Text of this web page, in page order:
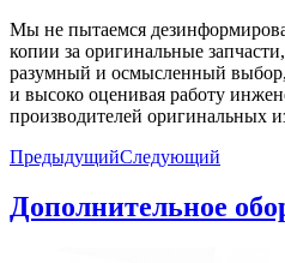
Мы не пытаемся
копии за оригинальные
разумный и осмысленный
и высоко оценивая работу
производителей оригинальных
ПредыдущийСледующий
Дополнительное